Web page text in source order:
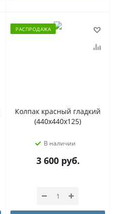
РАСПРОДАЖА
Колпак красный гладкий
(440x440x125)
В наличии
3 600руб.